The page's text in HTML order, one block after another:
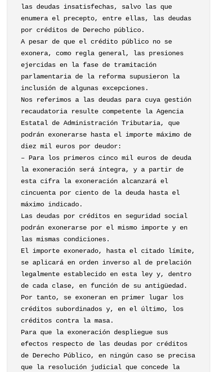
las deudas insatisfechas, salvo las que
enumera el precepto, entre ellas, las deudas
por créditos de Derecho público.
A pesar de que el crédito público no se
exonera, como regla general, las presiones
ejercidas en la fase de tramitación
parlamentaria de la reforma supusieron la
inclusión de algunas excepciones.
Nos referimos a las deudas para cuya gestión
recaudatoria resulte competente la Agencia
Estatal de Administración Tributaria, que
podrán exonerarse hasta el importe máximo de
diez mil euros por deudor:
– Para los primeros cinco mil euros de deuda
la exoneración será íntegra, y a partir de
esta cifra la exoneración alcanzará el
cincuenta por ciento de la deuda hasta el
máximo indicado.
Las deudas por créditos en seguridad social
podrán exonerarse por el mismo importe y en
las mismas condiciones.
El importe exonerado, hasta el citado límite,
se aplicará en orden inverso al de prelación
legalmente establecido en esta ley y, dentro
de cada clase, en función de su antigüedad.
Por tanto, se exoneran en primer lugar los
créditos subordinados y, en el último, los
créditos contra la masa.
Para que la exoneración despliegue sus
efectos respecto de las deudas por créditos
de Derecho Público, en ningún caso se precisa
que la resolución judicial que concede la